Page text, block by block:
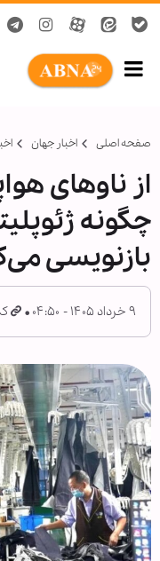
صفحه اصلی اخبار جهان
از ناوهای
چگونه
بازنویسی
۹ خرداد ۱۴۰۵ - ۰۴:۵۰